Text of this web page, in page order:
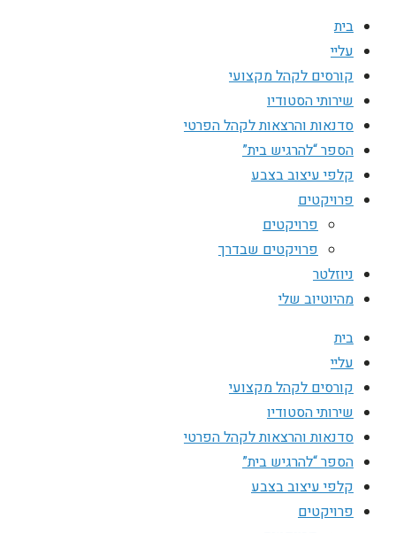
בית
עליי
קורסים לקהל מקצועי
שירותי הסטודיו
סדנאות והרצאות לקהל הפרטי
הספר “להרגיש בית”
קלפי עיצוב בצבע
פרויקטים
פרויקטים
פרויקטים שבדרך
ניוזלטר
מהיוטיוב שלי
בית
עליי
קורסים לקהל מקצועי
שירותי הסטודיו
סדנאות והרצאות לקהל הפרטי
הספר “להרגיש בית”
קלפי עיצוב בצבע
פרויקטים